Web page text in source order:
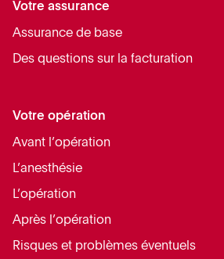
Votre assurance
Assurance de base
Des questions sur la facturation
Votre opération
Avant l’opération
L’anesthésie
L’opération
Après l’opération
Risques et problèmes éventuels